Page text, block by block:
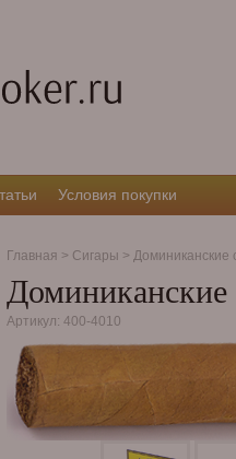
Условия покупки
Главная > Сигары > Доминиканские
Доминиканские
Артикул: 400-4010